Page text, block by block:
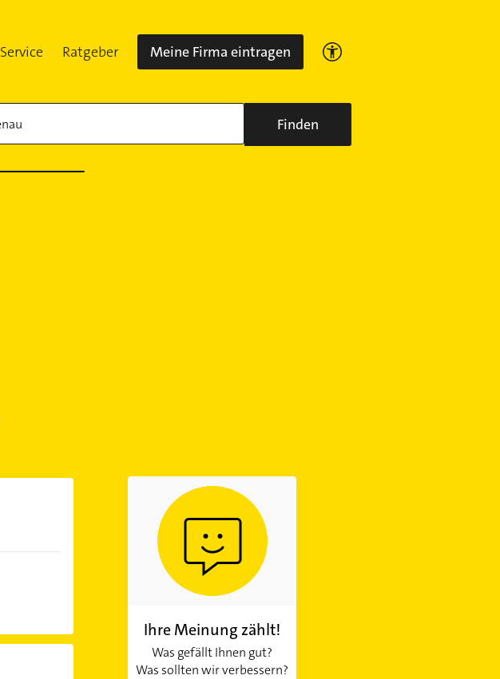
Service Ratgeber Meine Firma eintragen
Finden
Ihre Meinung zählt!
Was gefällt Ihnen gut?
Was sollten wir verbessern?